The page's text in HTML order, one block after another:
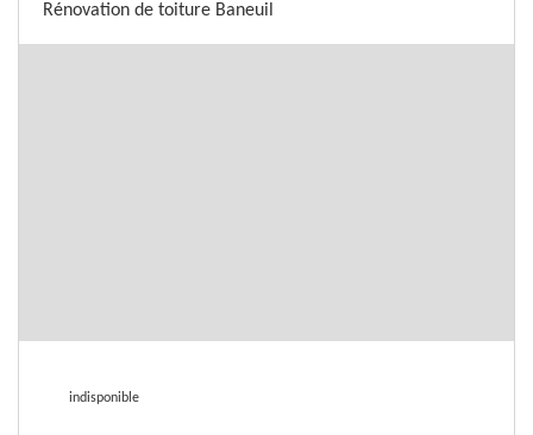
Rénovation de toiture Baneuil
indisponible